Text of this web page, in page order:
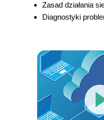
Zasad działania
Diagnostyki